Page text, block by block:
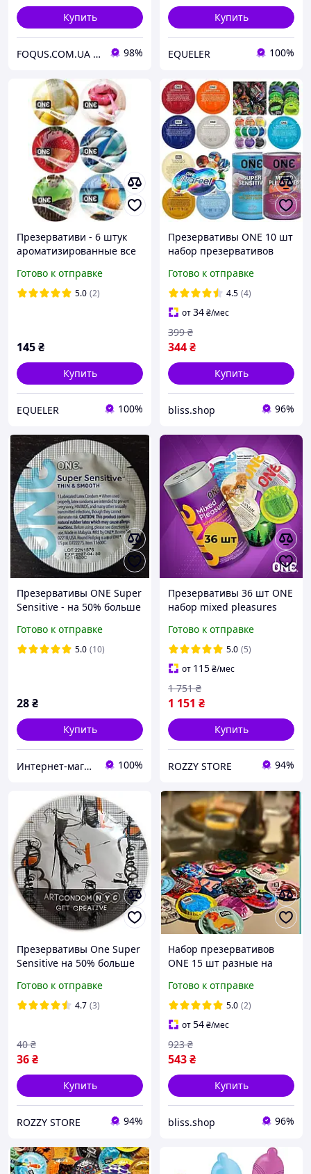
Купить
FOQUS.COM.UA ● Интернет магазин Фокус 98%
Купить
EQUELER 100%
Презервативи - 6 штук
ароматизированные все
Готово к отправке
5.0 (2)
145₴
Купить
EQUELER 100%
Презервативы ONE 10 шт
набор презервативов
ребристые ультратонкие
подарок разные на выбор
Готово к отправке
4.5 (4)
от34₴/мес
344₴
399 ₴
Купить
bliss.shop 96%
Презервативы ONE Super
Sensitive - на 50% больше
Готово к отправке
5.0 (10)
28₴
Купить
Интернет-магазин "Резинки" 100%
Презервативы 36 шт ONE
набор mixed pleasures
банки презервативов
Готово к отправке
5.0 (5)
от 115₴/мес
1 151 ₴
1 751 ₴
Купить
ROZZY STORE 94%
Презервативы One Super
Sensitive на 50% больше
Готово к отправке
4.7 (3)
36₴
40 ₴
Купить
ROZZY STORE 94%
Набор презервативов
ONE 15 шт разные на
ребристые ультратонкие
необычные кондомсы
подарок
Готово к отправке
5.0 (2)
от54₴/мес
543₴
923 ₴
Купить
bliss.shop 96%